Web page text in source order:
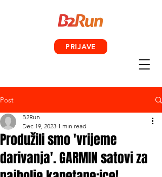
PRIJAVE
Post
Produžili smo 'vrijeme
darivanja'. GARMIN satovi za
B2Run
Dec 19, 2023 1 min read